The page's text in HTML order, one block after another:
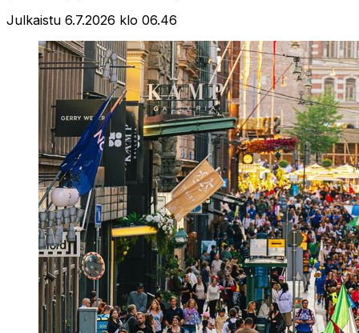
Julkaistu 6.7.2026 klo 06.46